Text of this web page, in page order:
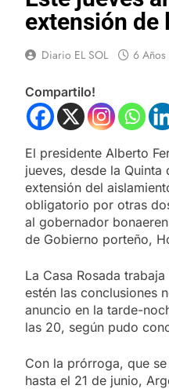
extensión de
Diario EL SOL 6 Años
Compartilo!
El presidente Alberto
jueves, desde la Quinta
extensión del
obligatorio por otras
al gobernador
de Gobierno porteño,
La Casa Rosada
estén las conclusiones
anuncio en la tarde-
las 20, según pudo
Con la prórroga, que
hasta el 21 de junio,